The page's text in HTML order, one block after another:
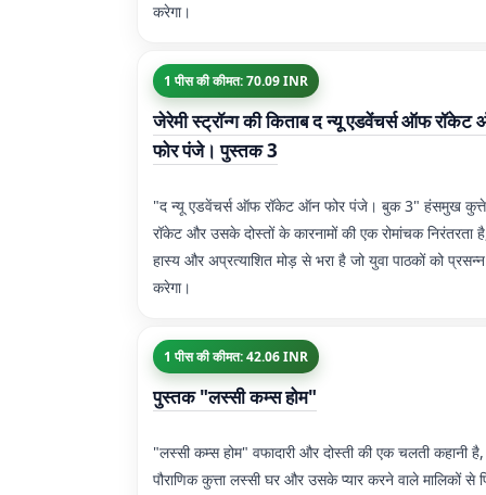
करेगा।
1 पीस की कीमत: 70.09 INR
जेरेमी स्ट्रॉन्ग की किताब द न्यू एडवेंचर्स ऑफ रॉकेट
फोर पंजे। पुस्तक 3
"द न्यू एडवेंचर्स ऑफ रॉकेट ऑन फोर पंजे। बुक 3" हंसमुख कुत्ते
रॉकेट और उसके दोस्तों के कारनामों की एक रोमांचक निरंतरता
हास्य और अप्रत्याशित मोड़ से भरा है जो युवा पाठकों को प्रसन्न
करेगा।
1 पीस की कीमत: 42.06 INR
पुस्तक "लस्सी कम्स होम"
"लस्सी कम्स होम" वफादारी और दोस्ती की एक चलती कहानी
पौराणिक कुत्ता लस्सी घर और उसके प्यार करने वाले मालिकों से